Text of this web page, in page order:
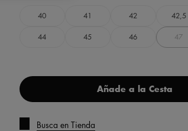
40 41 42 42,5
44 45 46 47
Añade a la Cesta
Busca en Tienda